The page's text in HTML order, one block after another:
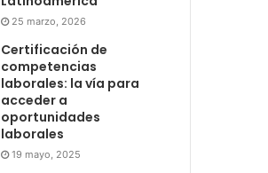
25 marzo, 2026
Certificación de
competencias
laborales: la vía para
acceder a
oportunidades
laborales
19 mayo, 2025